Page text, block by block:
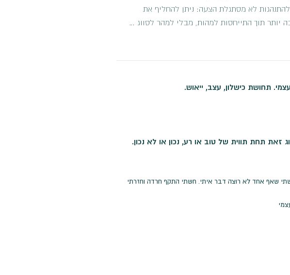
לא מסתגלת הצעה: ניתן להחליף את
יותר תוך התייחסות למהות, מבלי למהר לסווג …
תחושת כישלון, עצב, ייאוש.
תחת תווית של טוב או רע, נכון או לא נכון.
שאף אחד לא רוצה דבר איתי. חשתי התקף חרדה וחזרתי